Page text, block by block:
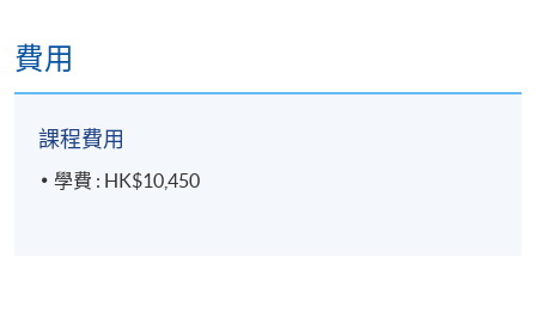
費用
課程費用
學費 : HK$10,450